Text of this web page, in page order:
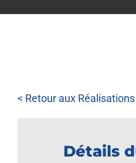
< Retour aux Réalisations
Détails